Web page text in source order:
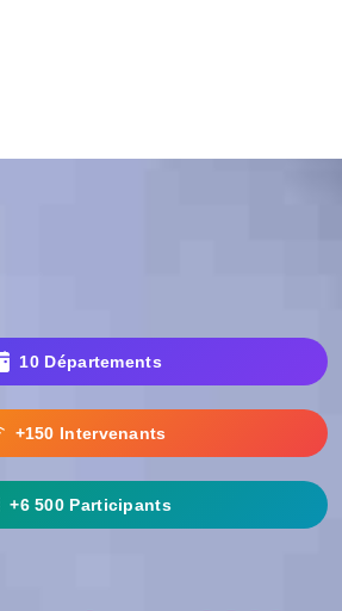
10 Départements
+150 Intervenants
+6 500 Participants